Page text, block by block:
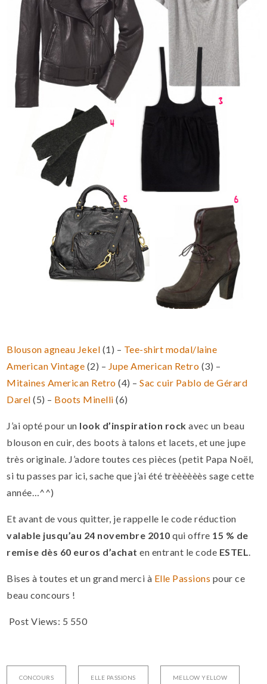
Blouson agneau Jekel (1) – Tee-shirt modal/laine
American Vintage (2) – Jupe American Retro (3) –
Mitaines American Retro (4) –Sac cuir Pablo de Gérard
Darel (5) – Boots Minelli (6)
J’ai opté pour un look d’inspiration rock avec un beau
blouson en cuir, des boots à talons et lacets, et une jupe
très originale. J’adore toutes ces pièces (petit Papa Noël,
si tu passes par ici, sache que j’ai été trèèèèèès sage cette
année…^^)
Et avant de vous quitter, je rappelle le code réduction
valable jusqu’au 24 novembre 2010 qui offre 15 % de
remise dès 60 euros d’achaten entrant le code ESTEL
Bises à toutes et un grand merci à Elle Passions pour ce
beau concours !
Post Views: 5 550
CONCOURS ELLE PASSIONS MELLOW YELLOW